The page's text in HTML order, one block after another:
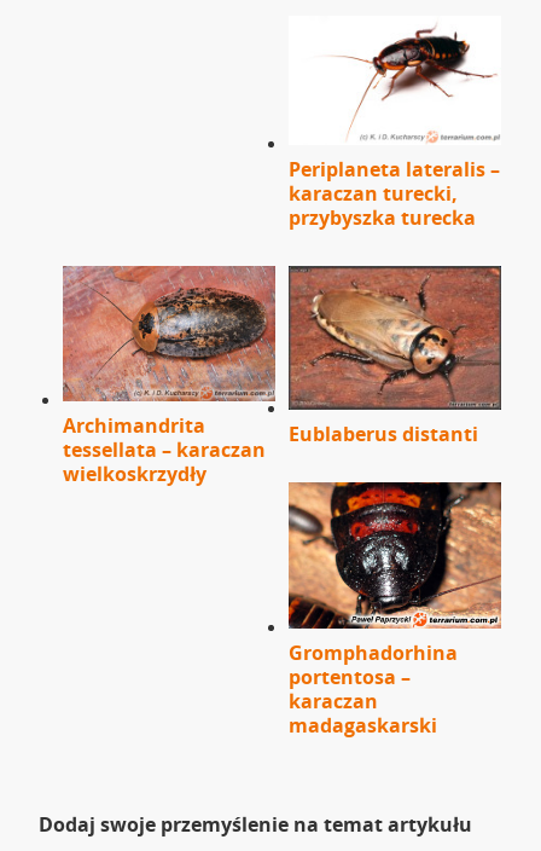
Periplaneta lateralis –
karaczan turecki,
przybyszka turecka
Archimandrita
tessellata – karaczan
wielkoskrzydły
Eublaberus distanti
Gromphadorhina
portentosa –
karaczan
madagaskarski
Dodaj swoje przemyślenie na temat artykułu